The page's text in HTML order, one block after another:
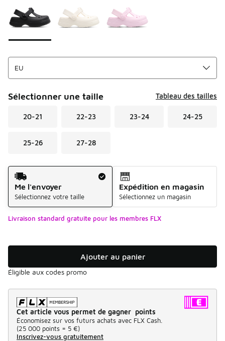
Sélectionner une taille Tableau des tailles
20-21 22-23 23-24 24-25
25-26 27-28
Mode d'expédition
Me l'envoyer
Sélectionnez votre taille
Expédition en magasin
Sélectionnez un magasin
Livraison standard gratuite pour les membres FLX
Ajouter au panier
Éligible aux codes promo
Cet article vous permet de gagner points
Économisez sur vos futurs achats avec FLX Cash.
(25 000 points = 5 €)
Inscrivez-vous gratuitement